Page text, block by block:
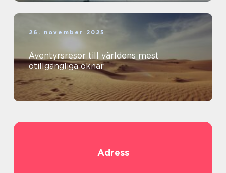
26. november 2025
Äventyrsresor till världens mest
otillgängliga öknar
Adress